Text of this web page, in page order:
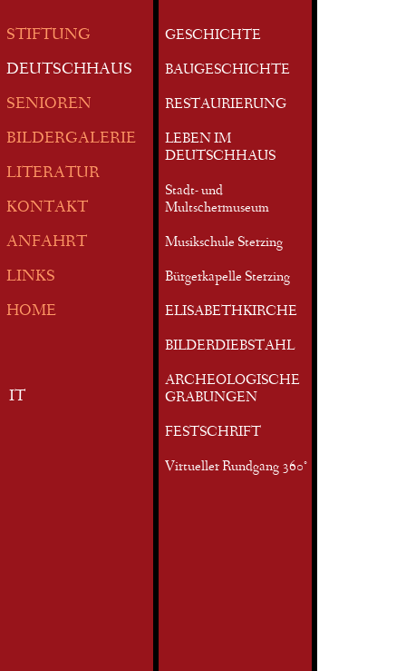
STIFTUNG
DEUTSCHHAUS
SENIOREN
BILDERGALERIE
LITERATUR
KONTAKT
ANFAHRT
LINKS
HOME
IT
GESCHICHTE
BAUGESCHICHTE
RESTAURIERUNG
LEBEN IM
DEUTSCHHAUS
Stadt- und
Multschermuseum
Musikschule Sterzing
Bürgerkapelle Sterzing
ELISABETHKIRCHE
BILDERDIEBSTAHL
ARCHEOLOGISCHE
GRABUNGEN
FESTSCHRIFT
Virtueller Rundgang 360°